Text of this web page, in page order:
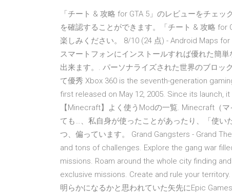
「チート & 攻略 for GTA 5」のレビューをチェ
を確認することができます。「チート & 攻略 for
楽しみください。 8/10 (24 点) - Android Maps
スマートフォンにインストールすれば優れた簡
出来ます。. パーソナライズされた世界のブロッ
て優秀 Xbox 360 is the seventh-generation
first released on May 12, 2005. Since its launch,
【Minecraft】よく使うModの一覧. Minecraft（
ても…、私自身が使ったことがあったり、「使い
つ、偏っています。 Grand Gangsters - Grand
and tons of challenges. Explore the gang war
missions. Roam around the whole city finding
exclusive missions. Create and rule your
明らかになるかと思われていた矢先にEpic